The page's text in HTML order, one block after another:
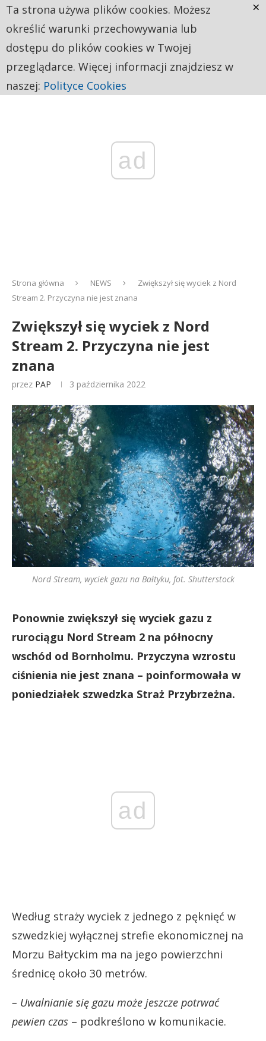
ad
Strona główna NEWS
Zwiększył się wyciek z Nord
Stream 2. Przyczyna nie jest znana
Zwiększył się wyciek z Nord
Stream 2. Przyczyna nie jest
znana
przez PAP 3 października 2022
Nord Stream, wyciek gazu na Bałtyku, fot. Shutterstock
Ponownie zwiększył się wyciek gazu z
rurociągu Nord Stream 2 na północny
wschód od Bornholmu. Przyczyna wzrostu
ciśnienia nie jest znana – poinformowała w
poniedziałek szwedzka Straż Przybrzeżna.
ad
Według straży wyciek z jednego z pęknięć w
szwedzkiej wyłącznej strefie ekonomicznej na
Morzu Bałtyckim ma na jego powierzchni
średnicę około 30 metrów.
– Uwalnianie się gazu może jeszcze potrwać
pewien czas – podkreślono w komunikacie.
Ta strona używa plików cookies. Możesz
określić warunki przechowywania lub
dostępu do plików cookies w Twojej
przeglądarce. Więcej informacji znajdziesz w
naszej: Polityce Cookies
×